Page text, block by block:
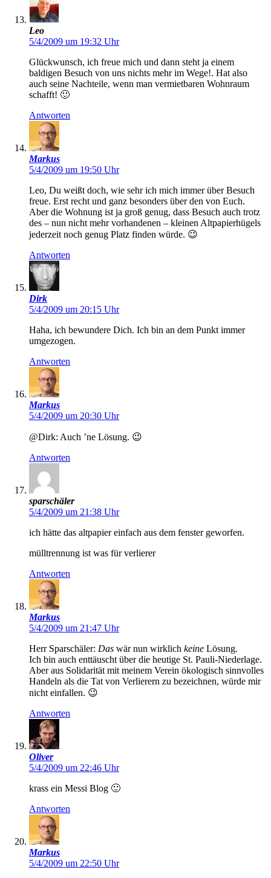
Leo
5/4/2009 um 19:32 Uhr
Glückwunsch, ich freue mich und dann steht ja einem
baldigen Besuch von uns nichts mehr im Wege!. Hat also
auch seine Nachteile, wenn man vermietbaren Wohnraum
schafft! 🙂
Antworten
Markus
5/4/2009 um 19:50 Uhr
Leo, Du weißt doch, wie sehr ich mich immer über Besuch
freue. Erst recht und ganz besonders über den von Euch.
Aber die Wohnung ist ja groß genug, dass Besuch auch trotz
des – nun nicht mehr vorhandenen – kleinen Altpapierhügels
jederzeit noch genug Platz finden würde. 😉
Antworten
Dirk
5/4/2009 um 20:15 Uhr
Haha, ich bewundere Dich. Ich bin an dem Punkt immer
umgezogen.
Antworten
Markus
5/4/2009 um 20:30 Uhr
@Dirk: Auch ’ne Lösung. 😉
Antworten
sparschäler
5/4/2009 um 21:38 Uhr
ich hätte das altpapier einfach aus dem fenster geworfen.
mülltrennung ist was für verlierer
Antworten
Markus
5/4/2009 um 21:47 Uhr
Herr Sparschäler: Das wär nun wirklich keine Lösung.
Ich bin auch enttäuscht über die heutige St. Pauli-Niederlage.
Aber aus Solidarität mit meinem Verein ökologisch sinnvolles
Handeln als die Tat von Verlierern zu bezeichnen, würde mir
nicht einfallen. 😉
Antworten
Oliver
5/4/2009 um 22:46 Uhr
krass ein Messi Blog 🙂
Antworten
Markus
5/4/2009 um 22:50 Uhr